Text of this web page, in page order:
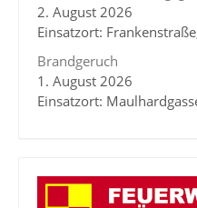
2. August 2026
Einsatzort:
Brandgeruch
1. August 2026
Einsatzort: